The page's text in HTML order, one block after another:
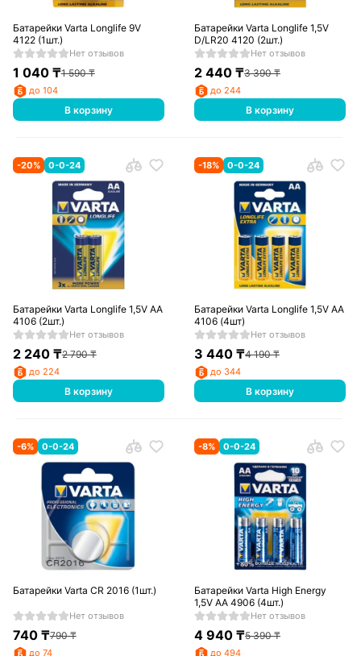
Батарейки Varta Longlife 9V
4122 (1шт.)
Нет отзывов
1 040₸1 590₸
до 104
В корзину
Батарейки Varta Longlife 1,5V
D/LR20 4120 (2шт.)
Нет отзывов
2 440 ₸3 390₸
до 244
В корзину
-20% 0-0-24
Батарейки Varta Longlife 1,5V AA
4106 (2шт.)
Нет отзывов
2 240₸2 790₸
до 224
В корзину
-18% 0-0-24
Батарейки Varta Longlife 1,5V AA
4106 (4шт)
Нет отзывов
3 440 ₸4 190₸
до 344
В корзину
-6% 0-0-24
Батарейки Varta CR 2016 (1шт.)
Нет отзывов
740₸790₸
до 74
-8% 0-0-24
Батарейки Varta High Energy
1,5V AA 4906 (4шт.)
Нет отзывов
4 940 ₸5 390₸
до 494